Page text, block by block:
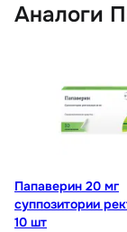
Аналоги
Папаверин 20 мг
суппозитории
10 шт